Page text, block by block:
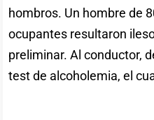
hombros. Un hombre de
ocupantes resultaron
preliminar. Al conductor,
test de alcoholemia, el